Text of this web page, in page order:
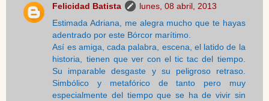
Felicidad Batista
lunes, 08 abril, 2013
Estimada Adriana, me alegra mucho que te hayas
adentrado por este Bórcor marítimo.
Así es amiga, cada palabra, escena, el latido de la
historia, tienen que ver con el tic tac del tiempo.
Su imparable desgaste y su peligroso retraso.
Simbólico y metafórico de tanto pero muy
especialmente del tiempo que se ha de vivir sin